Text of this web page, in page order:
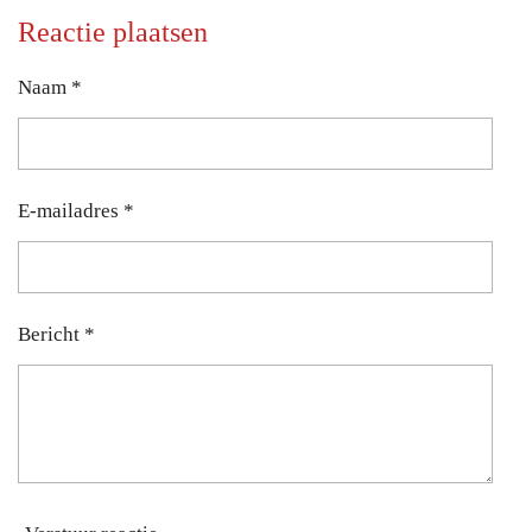
e
n
l
r
e
e
n
Reactie plaatsen
Naam *
E-mailadres *
Bericht *